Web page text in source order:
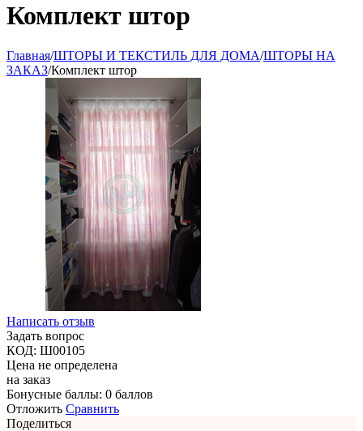
Комплект штор
Главная/ШТОРЫ И ТЕКСТИЛЬ ДЛЯ ДОМА/ШТОРЫ НА
ЗАКАЗ/Комплект штор
Написать отзыв
Задать вопрос
КОД: Ш00105
Цена не определена
на заказ
Бонусные баллы: 0 баллов
Отложить Сравнить
Поделиться